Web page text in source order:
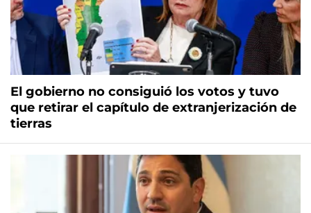
El gobierno no consiguió los votos y tuvo
que retirar el capítulo de extranjerización de
tierras